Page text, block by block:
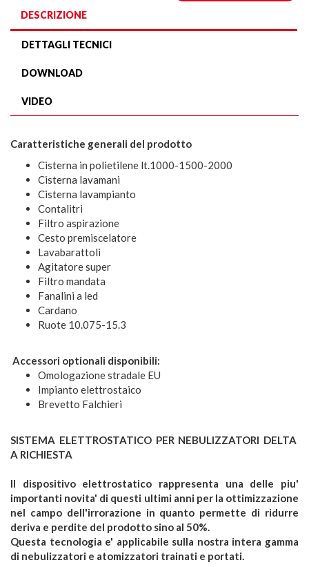
DESCRIZIONE
DETTAGLI TECNICI
DOWNLOAD
VIDEO
Caratteristiche generali del prodotto
Cisterna in polietilene lt.1000-1500-2000
Cisterna lavamani
Cisterna lavampianto
Contalitri
Filtro aspirazione
Cesto premiscelatore
Lavabarattoli
Agitatore super
Filtro mandata
Fanalini a led
Cardano
Ruote 10.075-15.3
Accessori optionali disponibili:
Omologazione stradale EU
Impianto elettrostaico
Brevetto Falchieri
SISTEMA ELETTROSTATICO PER NEBULIZZATORI DELTA
A RICHIESTA
Il dispositivo elettrostatico rappresenta una delle piu'
importanti novita' di questi ultimi anni per la ottimizzazione
nel campo dell'irrorazione in quanto permette di ridurre
deriva e perdite del prodotto sino al 50%.
Questa tecnologia e' applicabile sulla nostra intera gamma
di nebulizzatori e atomizzatori trainati e portati.